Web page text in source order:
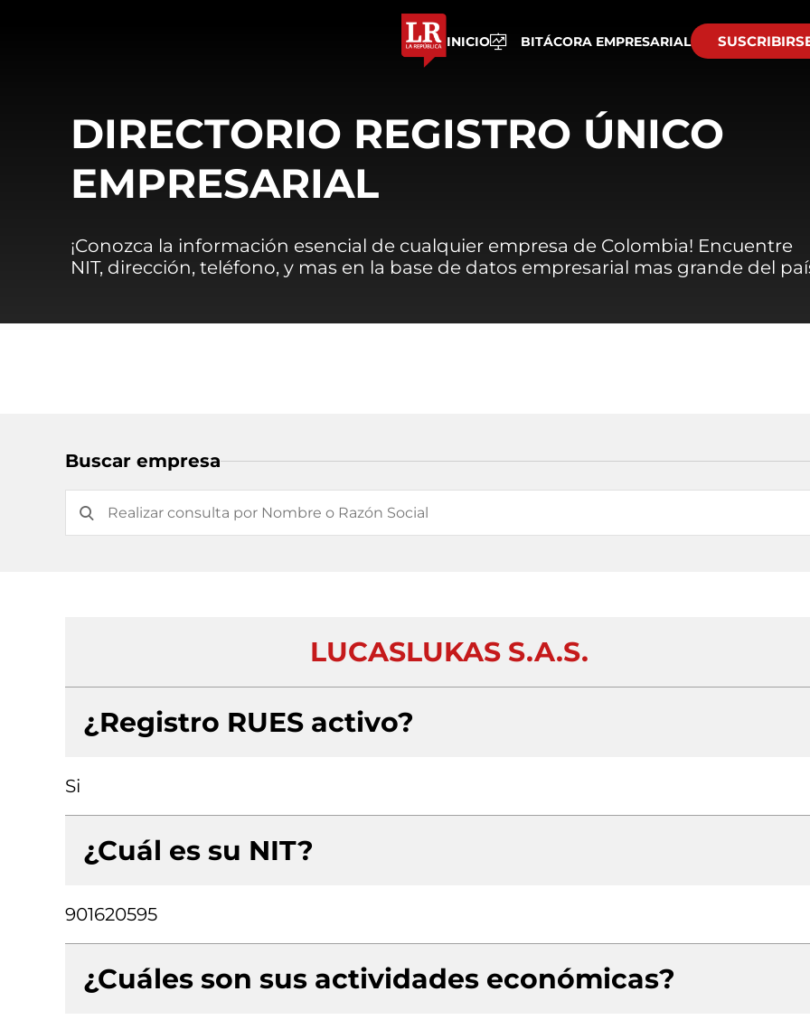
INICIO BITÁCORA EMPRESARIAL
DIRECTORIO REGISTRO ÚNICO
EMPRESARIAL
¡Conozca la información esencial de cualquier empresa de Colombia! Encuentre
NIT, dirección, teléfono, y mas en la base de datos empresarial mas grande del
Buscar empresa
LUCASLUKAS S.A.S.
¿Registro RUES activo?
Si
¿Cuál es su NIT?
901620595
¿Cuáles son sus actividades económicas?